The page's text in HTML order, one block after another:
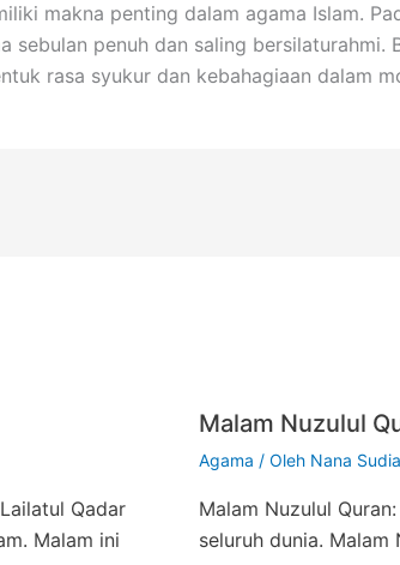
makna penting dalam agama Islam.
sebulan penuh dan saling
rasa syukur dan kebahagiaan dalam
Qadar
Malam ini
Malam Nuzulul
Agama / Oleh Nana
Malam Nuzulul
seluruh dunia.